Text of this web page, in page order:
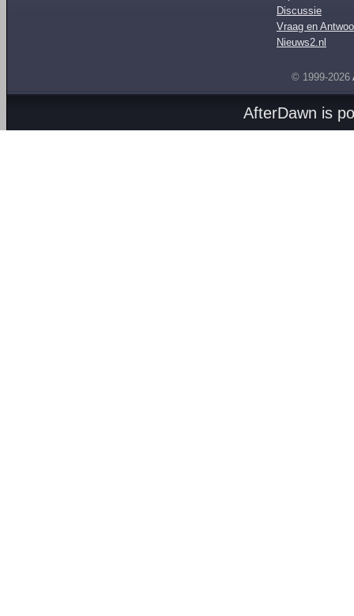
Discussie
Vraag en
Nieuws2.nl
© 1999-2026
AfterDawn is